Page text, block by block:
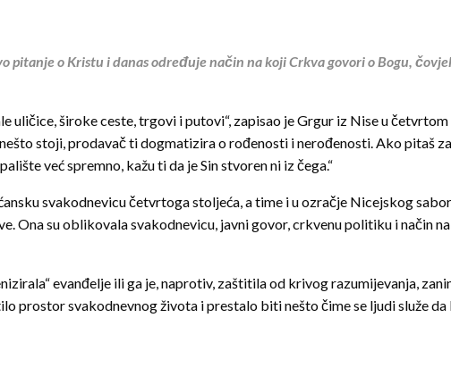
pitanje o Kristu i danas određuje način na koji Crkva govori o Bogu,
uličice, široke ceste, trgovi i putovi“, zapisao je Grgur iz Nise u
stoji, prodavač ti dogmatizira o rođenosti i nerođenosti. Ako pitaš
već spremno, kažu ti da je Sin stvoren ni iz čega.“
svakodnevicu četvrtoga stoljeća, a time i u ozračje Nicejskog
Ona su oblikovala svakodnevicu, javni govor, crkvenu politiku i način
evanđelje ili ga je, naprotiv, zaštitila od krivog razumijevanja,
prostor svakodnevnog života i prestalo biti nešto čime se ljudi služe